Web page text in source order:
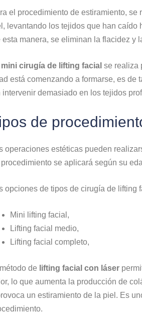
el procedimiento de estiramiento,
levantando los tejidos que han caído
esta manera, se eliminan la flacidez y
mini cirugía de lifting facial se realiza
está comenzando a formarse, es
intervenir demasiado en los tejidos
de
operaciones estéticas pueden
se aplicará según su
opciones de tipos de cirugía de lifting
Mini lifting facial,
Lifting facial medio,
Lifting facial completo,
de lifting facial con láser
lo que aumenta la producción de
un estiramiento de la piel. Es